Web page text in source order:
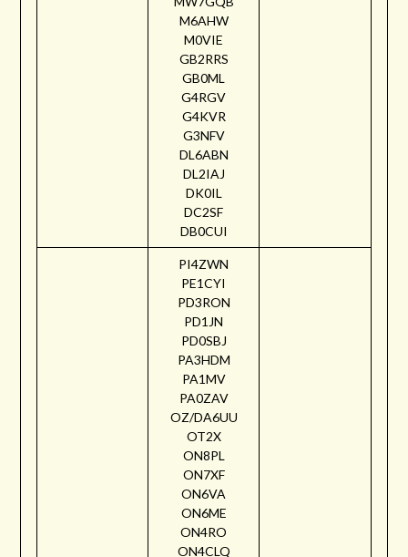
M6AHW
M0VIE
GB2RRS
GB0ML
G4RGV
G4KVR
G3NFV
DL6ABN
DL2IAJ
DK0IL
DC2SF
DB0CUI
PI4ZWN
PE1CYI
PD3RON
PD1JN
PD0SBJ
PA3HDM
PA1MV
PA0ZAV
OZ/DA6UU
OT2X
ON8PL
ON7XF
ON6VA
ON6ME
ON4RO
ON4CLQ